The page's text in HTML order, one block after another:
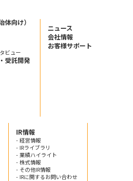
体向け）
ビュー
受託開発
ニュース
会社情報
お客様サポート
IR情報
- 経営情報
- IRライブラリ
- 業績ハイライト
- 株式情報
- その他IR情報
- IRに関するお問い合わせ